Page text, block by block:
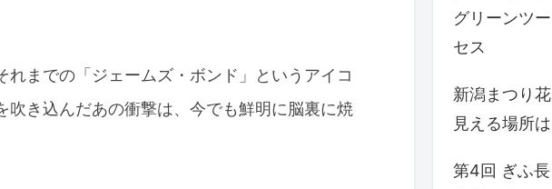
までの「ジェームズ・ボンド」というアイコ
き込んだあの衝撃は、今でも鮮明に脳裏に焼
グリーンツ
セス
新潟まつり
見える場所
第4回 ぎふ